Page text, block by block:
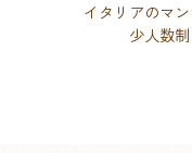
イタリアのマ
少人数